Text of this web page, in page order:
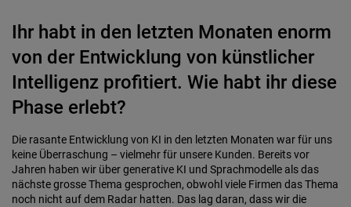
Ihr habt in den letzten Monaten enorm
von der Entwicklung von künstlicher
Intelligenz profitiert. Wie habt ihr diese
Phase erlebt?
Die rasante Entwicklung von KI in den letzten Monaten war für uns
keine Überraschung – vielmehr für unsere Kunden. Bereits vor
Jahren haben wir über generative KI und Sprachmodelle als das
nächste grosse Thema gesprochen, obwohl viele Firmen das Thema
noch nicht auf dem Radar hatten. Das lag daran, dass wir die